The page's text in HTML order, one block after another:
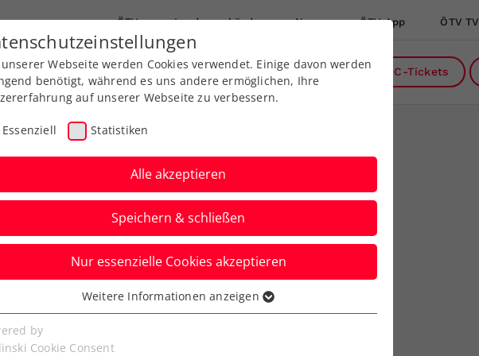
ÖTV Landesverbände News ÖTV App ÖTV TV
Ausbildungen Services Über uns DC-Tickets
Cup Team
„Nichts zu verlieren
Webseite werden Cookies verwendet. Einige davon werden
benötigt, während es uns andere ermöglichen, Ihre
auf unserer Webseite zu verbessern.
Essenziell Statistiken
Alle akzeptieren
Speichern & schließen
Nur essenzielle Cookies akzeptieren
Cookies werden für grundlegende Funktionen der
benötigt. Dadurch ist gewährleistet, dass die Webseite
Weitere Informationen anzeigen
by
Cookie Consent